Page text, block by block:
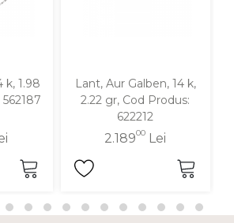
k, 1.98
Lant, Aur Galben, 14 k,
2.22 gr, Cod Produs:
622212
2.18900 Lei